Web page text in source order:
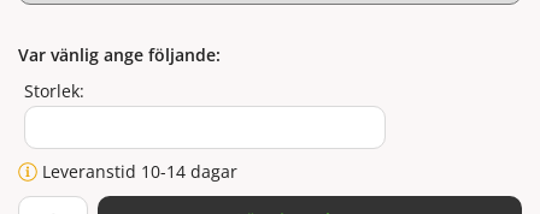
Var vänlig ange följande:
Storlek:
Leveranstid 10-14 dagar